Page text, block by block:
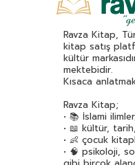
Ravza Kitap,
kitap satış
kültür
mektebidir.
Kısaca
Ravza Kitap;
• 📚 İslami
• 📖 kültür,
• 👶 çocuk
• 🧠 psikoloji,